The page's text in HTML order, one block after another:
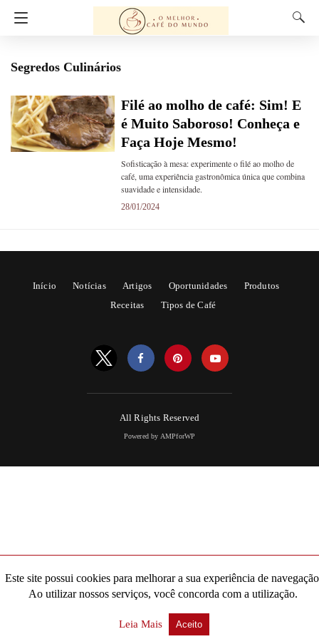
Segredos Culinários
Filé ao molho de café: Sim! E
é Muito Saboroso! Conheça e
Faça Hoje Mesmo!
Sofisticação à mesa: experimente o filé ao molho de
café, uma experiência gastronômica única que combina
suavidade e intensidade.
28/01/2024
Início Notícias Artigos Oportunidades
Produtos
Receitas
Tipos de Café
All Rights Reserved
Powered by AMPforWP
Este site possui cookies para melhorar a sua experiência de
Ao utilizar nossos serviços, você concorda com a utilização.
Leia Mais Aceito